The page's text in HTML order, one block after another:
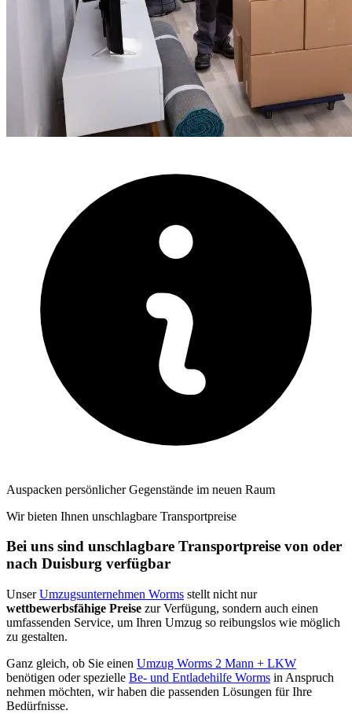
Auspacken persönlicher Gegenstände im neuen Raum
Wir bieten Ihnen unschlagbare Transportpreise
Bei uns sind unschlagbare Transportpreise von oder
nach Duisburg verfügbar
UnserUmzugsunternehmen Worms stellt nicht nur
wettbewerbsfähige Preise zur Verfügung, sondern auch einen
umfassenden Service, um Ihren Umzug so reibungslos wie möglich
zu gestalten.
Ganz gleich, ob Sie einen Umzug Worms 2 Mann + LKW
benötigen oder spezielle Be- und Entladehilfe Worms in Anspruch
nehmen möchten, wir haben die passenden Lösungen für Ihre
Bedürfnisse.